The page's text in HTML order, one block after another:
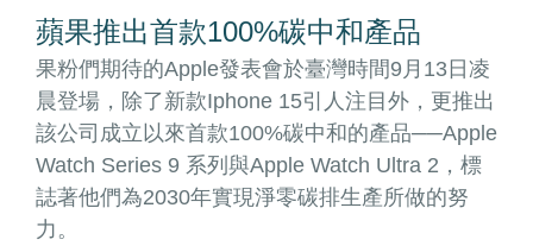
蘋果推出首款100%碳中和產品
果粉們期待的Apple發表會於臺灣時間9月13日凌
晨登場，除了新款Iphone 15引人注目外，更推出
該公司成立以來首款100%碳中和的產品──Apple
Watch Series 9 系列與Apple Watch Ultra 2，標
誌著他們為2030年實現淨零碳排生產所做的努
力。